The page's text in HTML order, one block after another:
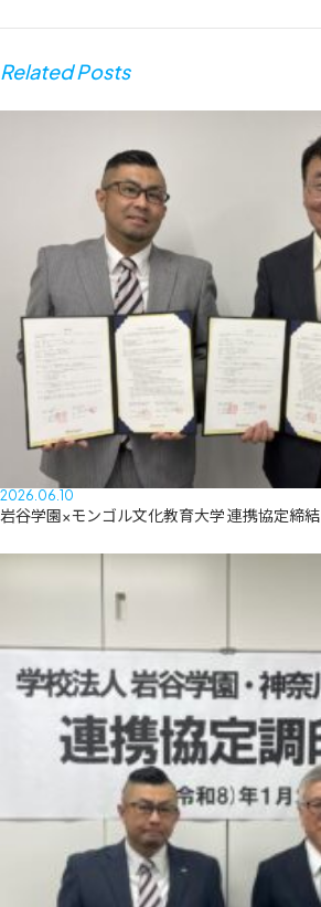
Related Posts
2026.06.10
岩谷学園×モンゴル文化教育大学 連携協定締結